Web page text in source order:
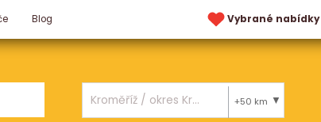
Blog Vybrané nabídky
+50 km